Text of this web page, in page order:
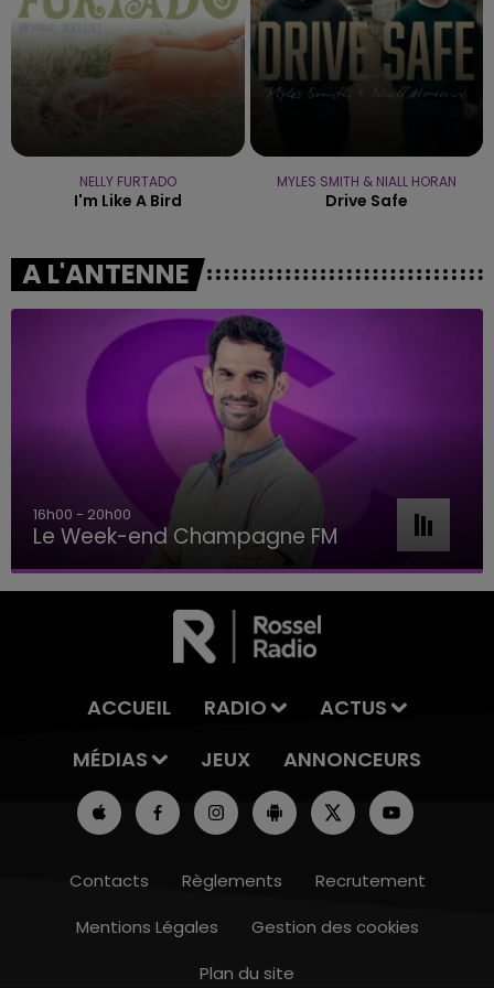
11h00 - 16h00
NELLY FURTADO
I'm Like A Bird
MYLES SMITH & NIALL HORAN
Drive Safe
A L'ANTENNE
16h00 - 20h00
Le Week-end Champagne FM
ACCUEIL RADIO
ACTUS
MÉDIAS
JEUX ANNONCEURS
Contacts Règlements
Recrutement
Mentions Légales
Gestion des cookies
Plan du site